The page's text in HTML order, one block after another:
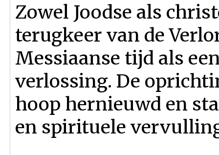
Zowel Joodse als
terugkeer van de
Messiaanse tijd als
verlossing. De
hoop hernieuwd en
en spirituele